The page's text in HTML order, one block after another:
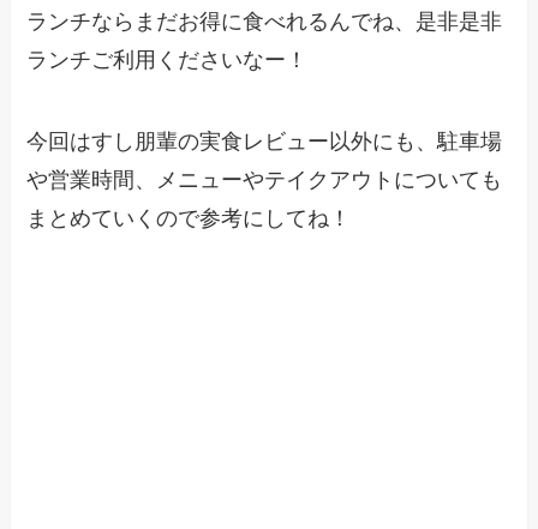
ランチならまだお得に食べれるんでね、是非是非
ランチご利用くださいなー！
今回はすし朋輩の実食レビュー以外にも、駐車場
や営業時間、メニューやテイクアウトについても
まとめていくので参考にしてね！